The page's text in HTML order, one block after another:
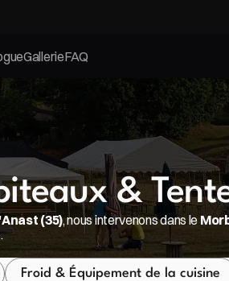
GallerieFAQ
&
(35), nous intervenons dans le
.
Froid & Équipement de la cuisine